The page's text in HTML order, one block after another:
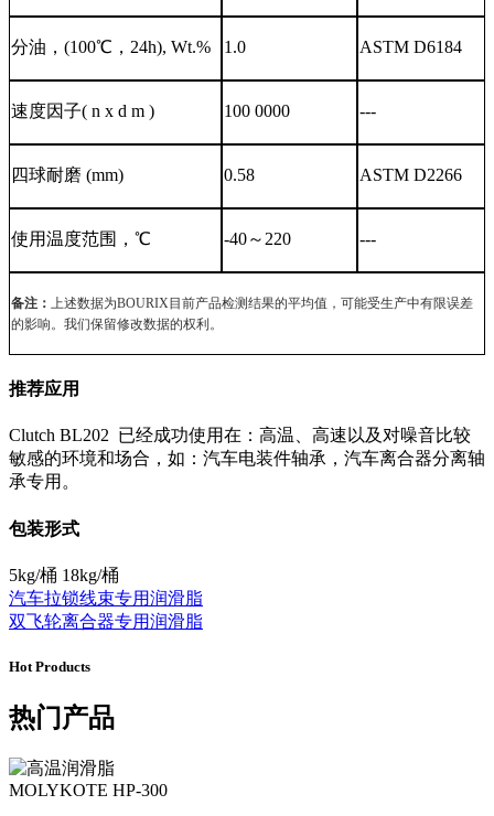
分油，(100℃，24h), Wt.% 1 .0 ASTM D6184
速度因子( n x d m ) 100 0000 ---
四球耐磨 (mm) 0.58 ASTM D2266
使用温度范围，℃ -40～ 220 ---
备注：上述数据为BOURIX目前产品检测结果的平均值，可能受生产中有限误差
的影响。我们保留修改数据的权利。
推荐应用
Clutch BL202 已经成功使用在：高温、高速以及对噪音比较
敏感的环境和场合，如：汽车电装件轴承，汽车离合器分离轴
承专用。
包装形式
5kg/桶 18kg/桶
汽车拉锁线束专用润滑脂
双飞轮离合器专用润滑脂
Hot Products
热门产品
MOLYKOTE HP-300